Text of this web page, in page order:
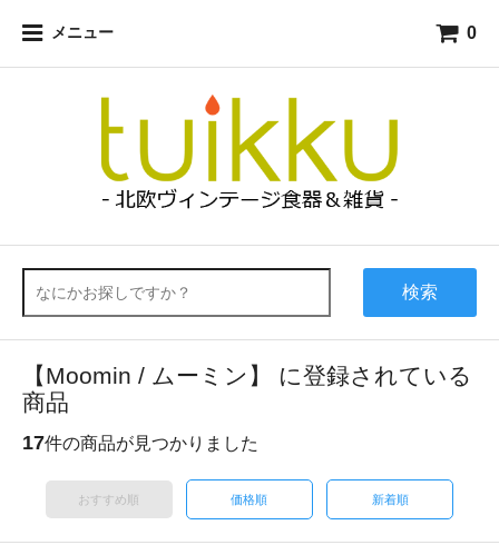
メニュー 0
検索
【Moomin / ムーミン】 に登録されている
商品
17件の商品が見つかりました
おすすめ順 価格順 新着順